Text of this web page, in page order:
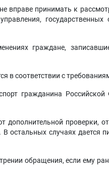
вправе принимать к
граждане,
в соответствии с
гражданина Российской
проверки,
остальных случаях дается
обращения, если ему